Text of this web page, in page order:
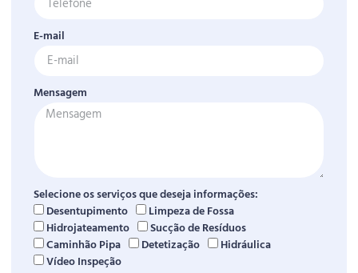
E-mail
Mensagem
Selecione os serviços que deseja informações:
Desentupimento
Limpeza de Fossa
Hidrojateamento
Sucção de Resíduos
Caminhão Pipa
Detetização
Hidráulica
Vídeo Inspeção